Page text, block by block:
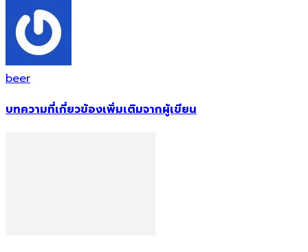
beer
บทความที่เกี่ยวข้องเพิ่มเติมจากผู้เขียน